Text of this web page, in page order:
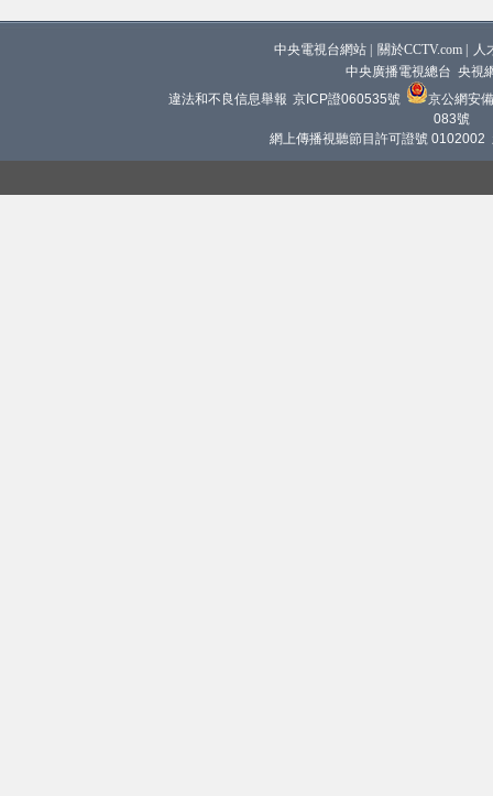
中央電視台網站 關於CCTV.com
人
中央廣播電視總台 央視
違法和不良信息舉報 京ICP證060535號
京公網安
083號
網上傳播視聽節目許可證號 0102002